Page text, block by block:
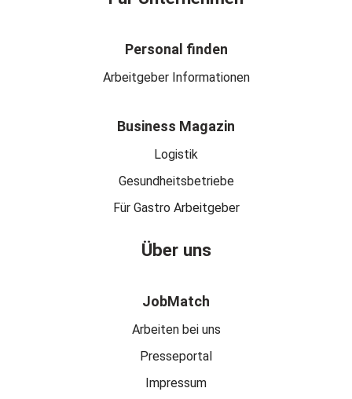
Personal finden
Arbeitgeber Informationen
Business Magazin
Logistik
Gesundheitsbetriebe
Für Gastro Arbeitgeber
Über uns
JobMatch
Arbeiten bei uns
Presseportal
Impressum